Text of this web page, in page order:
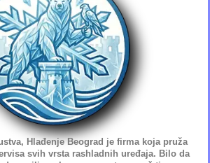
Hlađenje Beograd je firma koja pruža
svih vrsta rashladnih uređaja. Bilo da